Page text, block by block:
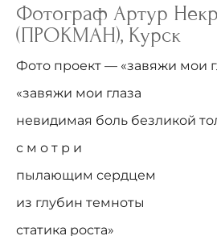
Фотограф Артур
(ПРОКМАН), Курск
Фото проект — «завяжи мои
«завяжи мои глаза
невидимая боль безликой
с м о т р и
пылающим сердцем
из глубин темноты
статика роста»